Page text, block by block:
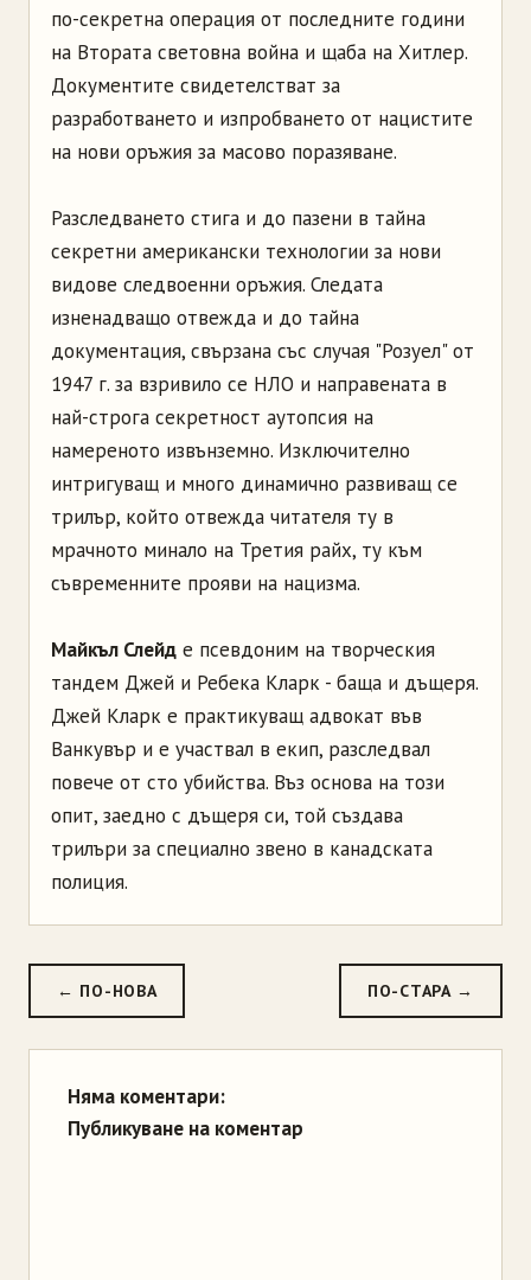
по-секретна операция от последните години
на Втората световна война и щаба на Хитлер.
Документите свидетелстват за
разработването и изпробването от нацистите
на нови оръжия за масово поразяване.
Разследването стига и до пазени в тайна
секретни американски технологии за нови
видове следвоенни оръжия. Следата
изненадващо отвежда и до тайна
документация, свързана със случая "Розуел" от
1947 г. за взривило се НЛО и направената в
най-строга секретност аутопсия на
намереното извънземно. Изключително
интригуващ и много динамично развиващ се
трилър, който отвежда читателя ту в
мрачното минало на Третия райх, ту към
съвременните прояви на нацизма.
Майкъл Слейд е псевдоним на творческия
тандем Джей и Ребека Кларк - баща и дъщеря.
Джей Кларк е практикуващ адвокат във
Ванкувър и е участвал в екип, разследвал
повече от сто убийства. Въз основа на този
опит, заедно с дъщеря си, той създава
трилъри за специално звено в канадската
полиция.
← ПО-НОВА ПО-СТАРА →
Няма коментари:
Публикуване на коментар